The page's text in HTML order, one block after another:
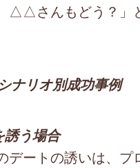
△△さんもどう？」
ナリオ別成功事例
誘う場合
デートの誘いは、プ